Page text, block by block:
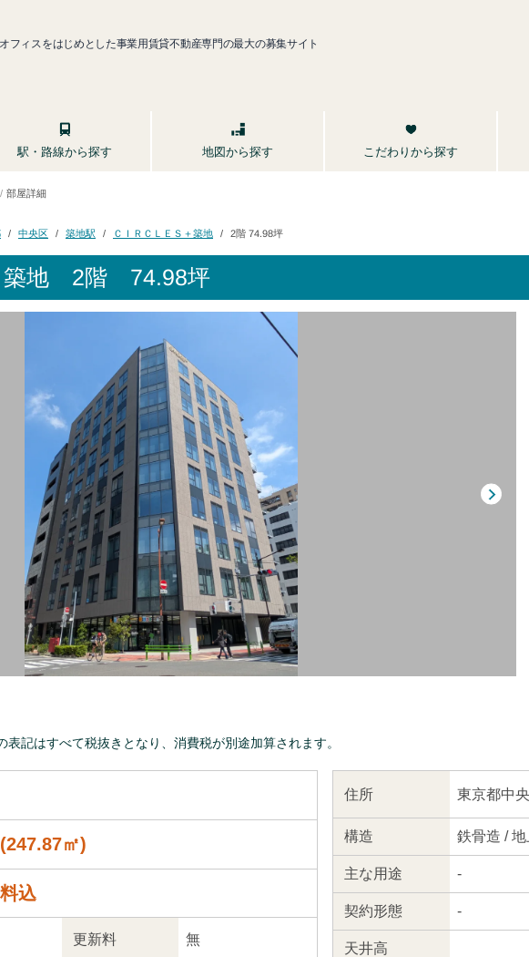
オフィスをはじめとした事業用賃貸不動産専門の最大の募集サイト
駅・路線から探す 地図から探す こだわりから探す
部屋詳細
中央区 築地駅 ＣＩＲＣＬＥＳ＋築地 2階 74.98坪
地2階 74.98坪
記はすべて税抜きとなり、消費税が別途加算されます。
(247.87㎡)
込
更新料 無
住所 東京都中
構造 鉄骨造 /
主な用途 -
契約形態 -
天井高